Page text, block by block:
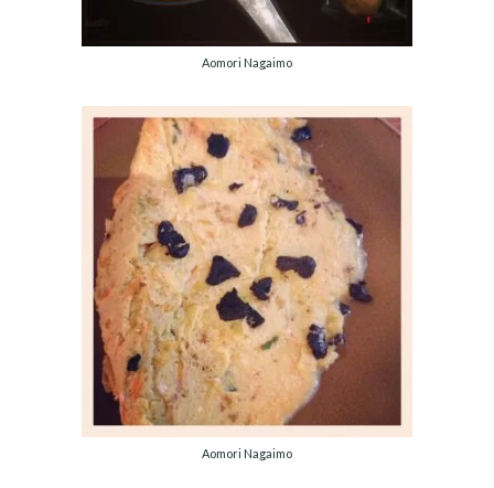
Aomori Nagaimo
Aomori Nagaimo